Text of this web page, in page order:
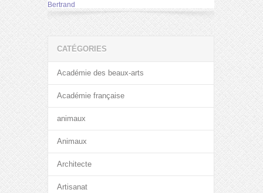
Bertrand
CATÉGORIES
Académie des beaux-arts
Académie française
animaux
Animaux
Architecte
Artisanat